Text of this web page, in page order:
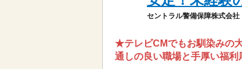
セントラル警備保障株式会
★テレビCMでもお馴染みの
通しの良い職場と手厚い福利